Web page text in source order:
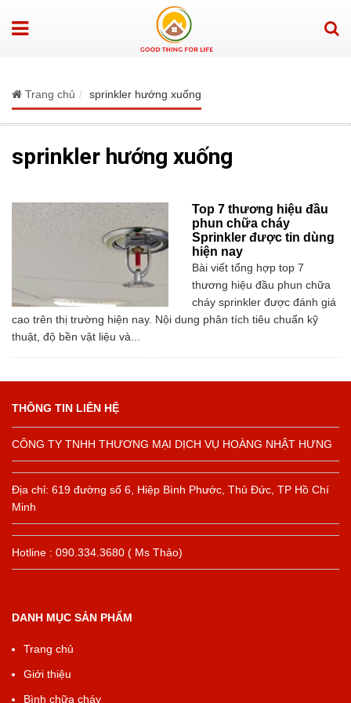
Trang chủ sprinkler hướng xuống
sprinkler hướng xuống
Top 7 thương hiệu đầu
phun chữa cháy
Sprinkler được tin dùng
hiện nay
Bài viết tổng hợp top 7
thương hiệu đầu phun chữa
cháy sprinkler được đánh giá
cao trên thị trường hiện nay. Nội dung phân tích tiêu chuẩn kỹ
thuật, độ bền vật liệu và...
THÔNG TIN LIÊN HỆ
CÔNG TY TNHH THƯƠNG MẠI DỊCH VỤ HOÀNG NHẬT HƯNG
Địa chỉ: 619 đường số 6, Hiệp Bình Phước, Thủ Đức, TP Hồ Chí
Minh
Hotline : 090.334.3680 ( Ms Thảo)
DANH MỤC SẢN PHẨM
Trang chủ
Giới thiệu
Bình chữa cháy